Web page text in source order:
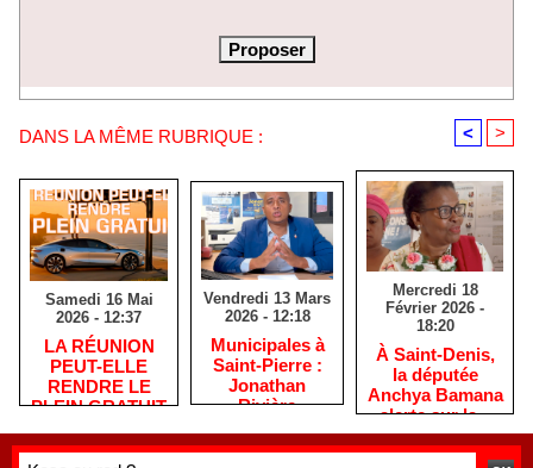
DANS LA MÊME RUBRIQUE : < >
Samedi 16 Mai
2026 - 12:37
​LA RÉUNION
PEUT-ELLE
RENDRE LE
PLEIN GRATUIT
Vendredi 13 Mars
2026 - 12:18
​Municipales à
Saint-Pierre :
Jonathan
Rivière
habitants après
Mercredi 18
Février 2026 -
18:20
​À Saint-Denis,
la députée
Anchya Bamana
alerte sur la «
double peine »
vécue par